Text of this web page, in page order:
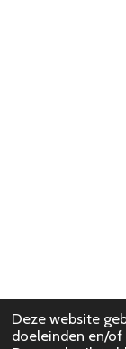
Deze website
doeleinden en/